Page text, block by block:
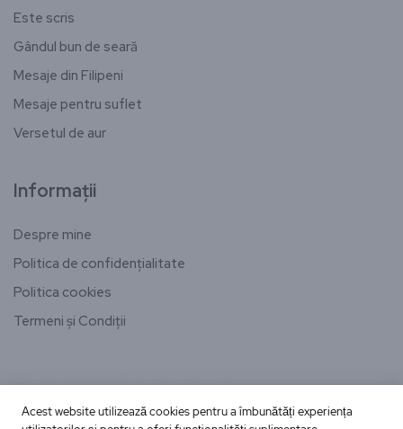
Este scris
Gândul bun de seară
Mesaje din Filipeni
Mesaje pentru suflet
Versetul de aur
Informații
Despre mine
Politica de confidențialitate
Politica cookies
Termeni și Condiții
Acest website utilizează cookies pentru a îmbunătăți experiența